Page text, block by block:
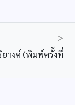
>
างค์ (พิมพ์ครั้งที่